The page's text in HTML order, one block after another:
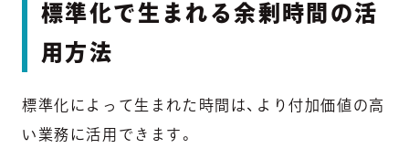
標準化で生まれる余剰時間の活
用方法
標準化によって生まれた時間は、より付加価値の高
い業務に活用できます。